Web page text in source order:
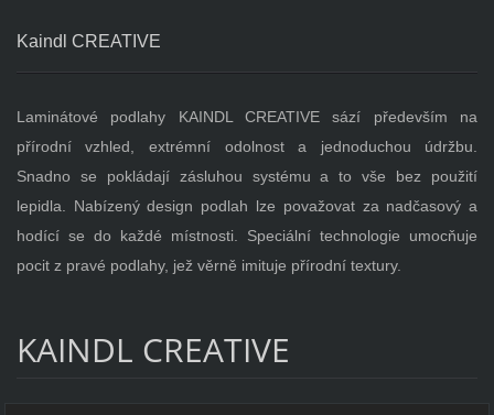
Kaindl CREATIVE
Laminátové podlahy KAINDL CREATIVE sází především na
přírodní vzhled, extrémní odolnost a jednoduchou údržbu.
Snadno se pokládají zásluhou systému a to vše bez použití
lepidla. Nabízený design podlah lze považovat za nadčasový a
hodící se do každé místnosti. Speciální technologie umocňuje
pocit z pravé podlahy, jež věrně imituje přírodní textury.
KAINDL CREATIVE